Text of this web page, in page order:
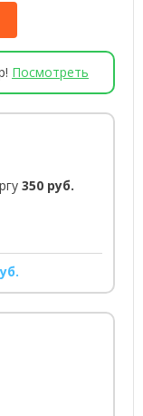
Посмотреть
350 руб.